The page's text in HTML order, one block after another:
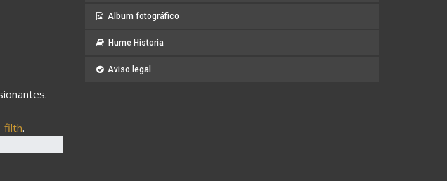
.
Album fotográfico
Hume Historia
Aviso legal